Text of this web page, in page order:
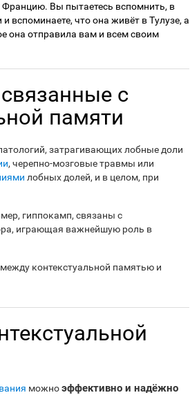
Францию. Вы пытаетесь вспомнить, в
вспоминаете, что она живёт в Тулузе, а
она отправила вам и всем своим
с
памяти
затрагивающих лобные доли
, черепно-мозговые травмы или
лобных долей, и в целом, при
гиппокамп, связаны с
играющая важнейшую роль в
контекстуальной памятью и
можноэффективно и надёжно